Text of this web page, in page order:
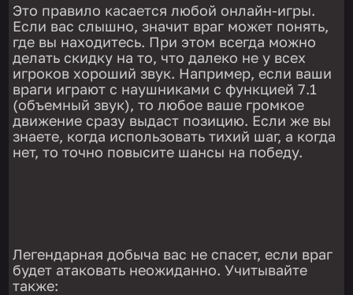
Это правило касается любой онлайн-игры.
Если вас слышно, значит враг может понять,
где вы находитесь. При этом всегда можно
делать скидку на то, что далеко не у всех
игроков хороший звук. Например, если ваши
враги играют с наушниками с функцией 7.1
(объемный звук), то любое ваше громкое
движение сразу выдаст позицию. Если же вы
знаете, когда использовать тихий шаг, а когда
нет, то точно повысите шансы на победу.
Легендарная добыча вас не спасет, если враг
будет атаковать неожиданно. Учитывайте
также: